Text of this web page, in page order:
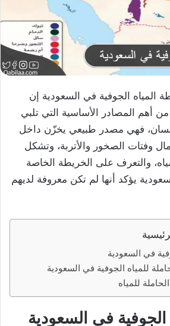
المياه الجوفية في السعودية إن
من أهم المصادر الأساسية التي تلبي
فهي مصدر طبيعي يخزّن داخل
وفتات الصخور والأتربة، وتشكل
والتعرف على الخريطة الخاصة
يؤكد أنها لم تكن معروفة لديهم
في السعودية
للمياه الجوفية في السعودية
للمياه
في السعودية